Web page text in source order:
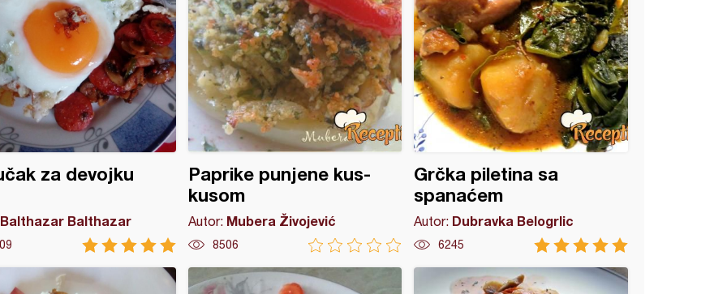
za devojku
Balthazar Balthazar
Paprike punjene kus-
kusom
Autor: Mubera Živojević
8506
Grčka piletina sa
spanaćem
Autor: Dubravka Belogrlic
6245